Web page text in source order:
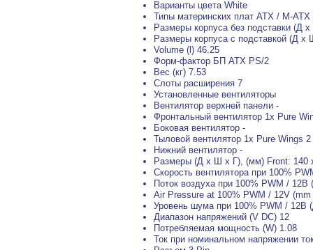
Варианты цвета White
Типы материнских плат ATX / M-
Размеры корпуса без подставки (Д
Размеры корпуса с подставкой (Д
Volume (l) 46.25
Форм-фактор БП ATX PS/2
Вес (кг) 7.53
Слоты расширения 7
Установленные вентиляторы
Вентилятор верхней панели -
Фронтальный вентилятор 1x Pure
Боковая вентилятор -
Тыловой вентилятор 1x Pure Wings
Нижний вентилятор -
Размеры (Д x Ш x Г), (мм) Front: 140
Скорость вентилятора при 100%
Поток воздуха при 100% PWM /
Air Pressure at 100% PWM / 12V (mm
Уровень шума при 100% PWM / 12В
Диапазон напряжений (V DC) 12
Потребляемая мощность (W) 1.08
Ток при номинальном напряжении